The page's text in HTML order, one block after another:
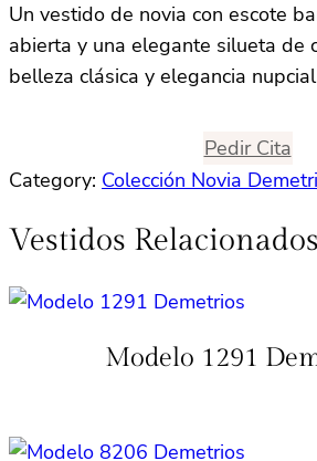
Un vestido de novia con escote
abierta y una elegante silueta de
belleza clásica y elegancia
Pedir Cita
Category: Colección Novia
Vestidos Relacionados
Modelo 1291